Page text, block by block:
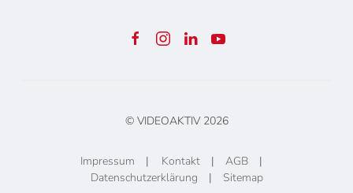
© VIDEOAKTIV 2026
Impressum | Kontakt| AGB|
Datenschutzerklärung | Sitemap